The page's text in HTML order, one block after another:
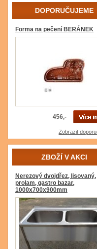
DOPORUČUJEME
Forma na pečení BERÁNEK
456,-
Zobrazit
ZBOŽÍ V AKCI
Nerezový dvojdřez, lisovaný,
prolam, gastro bazar,
1000x700x900mm